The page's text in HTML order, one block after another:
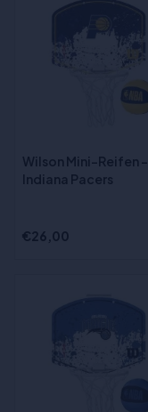
Wilson Mini-Reifen -
Indiana Pacers
€26,00